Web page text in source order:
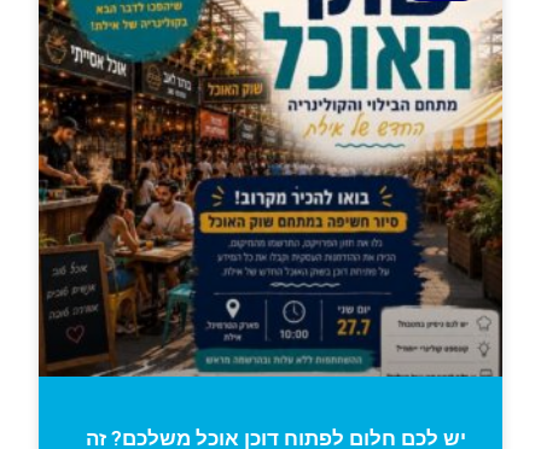
יש לכם חלום לפתוח דוכן אוכל משלכם? זה